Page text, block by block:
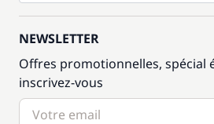
NEWSLETTER
Offres promotionnelles, spécial
inscrivez-vous